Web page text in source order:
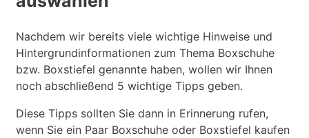
Nachdem wir bereits viele wichtige Hinweise und
Hintergrundinformationen zum Thema Boxschuhe
bzw. Boxstiefel genannte haben, wollen wir Ihnen
noch abschließend 5 wichtige Tipps geben.
Diese Tipps sollten Sie dann in Erinnerung rufen,
wenn Sie ein Paar Boxschuhe oder Boxstiefel kaufen